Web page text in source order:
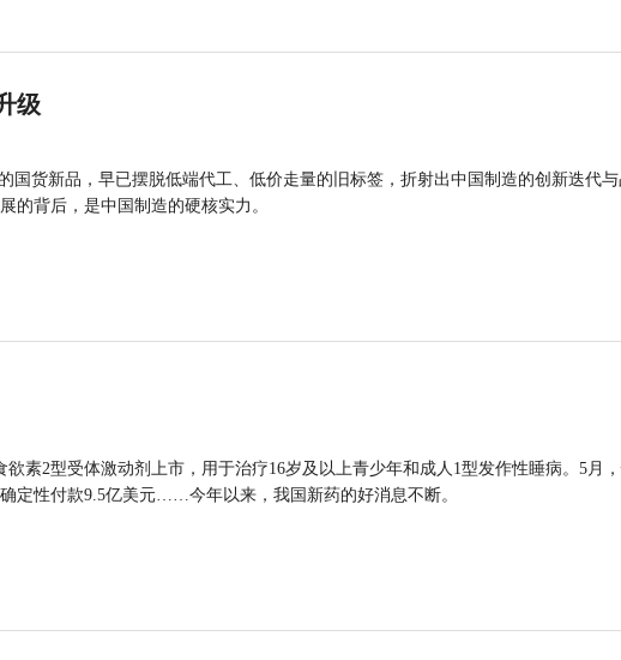
级
国货新品，早已摆脱低端代工、低价走量的旧标签，折射出中国制造的创新迭代
的背后，是中国制造的硬核实力。
素2型受体激动剂上市，用于治疗16岁及以上青少年和成人1型发作性睡病。5月
定性付款9.5亿美元……今年以来，我国新药的好消息不断。